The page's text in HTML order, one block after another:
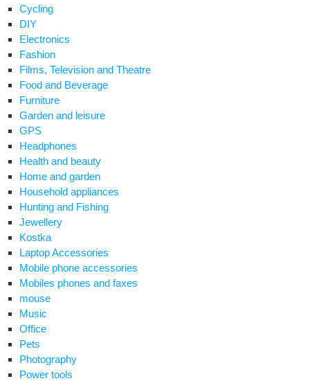
Cycling
DIY
Electronics
Fashion
Films, Television and Theatre
Food and Beverage
Furniture
Garden and leisure
GPS
Headphones
Health and beauty
Home and garden
Household appliances
Hunting and Fishing
Jewellery
Kostka
Laptop Accessories
Mobile phone accessories
Mobiles phones and faxes
mouse
Music
Office
Pets
Photography
Power tools